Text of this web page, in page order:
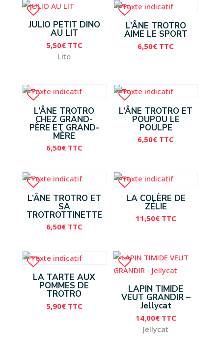
JULIO PETIT DINO
AU LIT
5,50€ TTC
Lito
L’ÂNE TROTRO
AIME LE SPORT
6,50€ TTC
L’ÂNE TROTRO
CHEZ GRAND-
PÈRE ET GRAND-
MÈRE
6,50€ TTC
L’ÂNE TROTRO ET
POUPOU LE
POULPE
6,50€ TTC
L’ÂNE TROTRO ET
SA
TROTROTTINETTE
6,50€ TTC
LA COLÈRE DE
ZÉLIE
11,50€ TTC
LA TARTE AUX
POMMES DE
TROTRO
5,90€ TTC
LAPIN TIMIDE
VEUT GRANDIR –
Jellycat
14,00€ TTC
Jellycat